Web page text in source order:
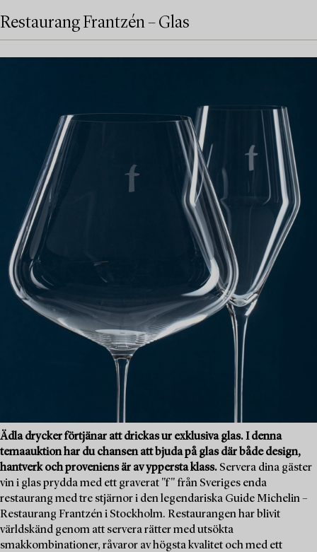
Restaurang Frantzén – Glas
Ädla drycker förtjänar att drickas ur exklusiva glas. I denna
temaauktion har du chansen att bjuda på glas där både design,
hantverk och proveniens är av yppersta klass. Servera dina gäster
vin i glas prydda med ett graverat "f" från Sveriges enda
restaurang med tre stjärnor i den legendariska Guide Michelin –
Restaurang Frantzén i Stockholm. Restaurangen har blivit
världskänd genom att servera rätter med utsökta
smakkombinationer, råvaror av högsta kvalitet och med ett